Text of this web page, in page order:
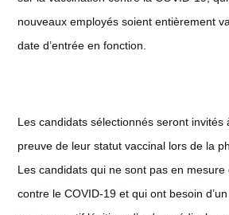
nouveaux employés soient entièrement
date d’entrée en fonction.
Les candidats sélectionnés seront invités
preuve de leur statut vaccinal lors de la
Les candidats qui ne sont pas en mesure
contre le COVID-19 et qui ont besoin